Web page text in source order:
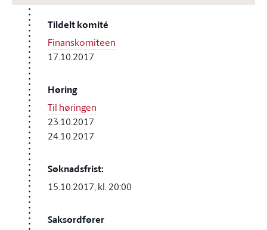
Tildelt komité
Finanskomiteen
17.10.2017
Høring
Til høringen
23.10.2017
24.10.2017
Søknadsfrist:
15.10.2017, kl. 20:00
Saksordfører